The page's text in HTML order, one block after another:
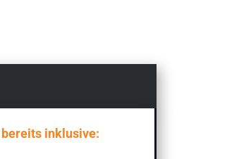
inklusive: